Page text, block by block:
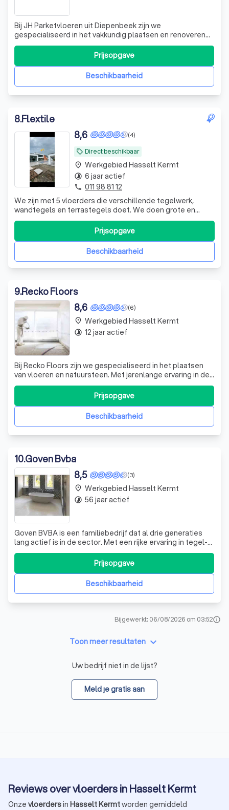
Bij JH Parketvloeren uit Diepenbeek zijn we
gespecialiseerd in het vakkundig plaatsen en renoveren
van laminaat- en parketvloeren. Onze expertise strekt
zich uit tot het herstellen en renoveren van verouderde of
beschadigde houten vloeren. Daarnaast adviseren we u
graag over de juiste producten voor
Beschikbaarheid
Prijsopgave
8.Flextile
local_offer Direct beschikbaar
(4)
8,6
We zijn met 5 vloerders die verschillende tegelwerk,
wandtegels en terrastegels doet. We doen grote en
kleine projecten
Beschikbaarheid
Prijsopgave
place Werkgebied Hasselt Kermt
timelapse 6 jaar actief
phone 011 98 81 12
9.Recko Floors
(6)
8,6
Bij Recko Floors zijn we gespecialiseerd in het plaatsen
van vloeren en natuursteen. Met jarenlange ervaring in de
sector, zijn we trots op ons vakmanschap en onze
toewijding aan kwaliteit. We zijn op zoek naar ervaren
plaatsers die onze passie voor het vak delen en die
kunnen bijdragen aan de realiBeschikbaarheid
Prijsopgave
place Werkgebied Hasselt Kermt
timelapse 12 jaar actief
10.Goven Bvba
(3)
8,5
Goven BVBA is een familiebedrijf dat al drie generaties
lang actief is in de sector. Met een rijke ervaring in tegel-
en chapewerken, laminaat, parket en mozaïek, hebben we
een sterke reputatie opgebouwd op basis van
vakmanschap en kwaliteit. We zijn ook gespecialiseerd in
het plaatsen van massief pBeschikbaarheid
Prijsopgave
place Werkgebied Hasselt Kermt
timelapse 56 jaar actief
Bijgewerkt: 06/08/2026 om 03:52info
Toon meer resultaten keyboard_arrow_down
Uw bedrijf niet in de lijst?
Meld je gratis aan
Reviews over vloerders in Hasselt Kermt
Onze vloerdersin Hasselt Kermtworden gemiddeld